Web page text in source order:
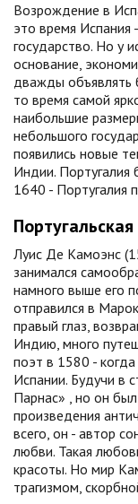
Возрождение в
это время Испания
государство. Но у
основание,
дважды объявлять
то время самой
наибольшие
небольшого
появились новые
Индии. Португалия
1640 - Португалия
Португальская
Луис Де Камоэнс
занимался
намного выше его
отправился в
правый глаз,
Индию, много
поэт в 1580 -
Испании. Будучи в
Парнас» , но он
произведения
всего, он - автор
любви. Такая
красоты. Но мир
трагизмом,